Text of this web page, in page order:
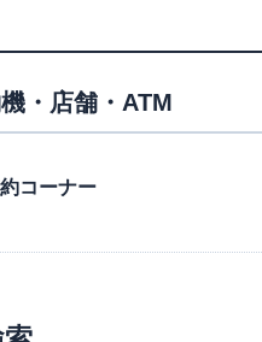
・店舗・ATM
コーナー